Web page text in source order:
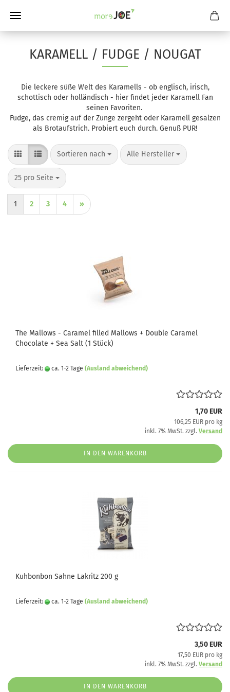
KARAMELL / FUDGE / NOUGAT
Die leckere süße Welt des Karamells - ob englisch, irisch,
schottisch oder holländisch - hier findet jeder Karamell Fan
seinen Favoriten.
Fudge, das cremig auf der Zunge zergeht oder Karamell gesalzen
als Brotaufstrich. Probiert euch durch. Genuß PUR!
Sortieren nach
Sortieren nach Alle Hersteller
pro Seite
25 pro Seite
pro Seite
1 2 3 4 »
The Mallows - Caramel filled Mallows + Double Caramel
Chocolate + Sea Salt (1 Stück)
Lieferzeit: ca. 1-2 Tage (Ausland abweichend)
1,70 EUR
106,25 EUR pro kg
inkl. 7% MwSt. zzgl. Versand
IN DEN WARENKORB
Kuhbonbon Sahne Lakritz 200 g
Lieferzeit: ca. 1-2 Tage (Ausland abweichend)
3,50 EUR
17,50 EUR pro kg
inkl. 7% MwSt. zzgl. Versand
IN DEN WARENKORB